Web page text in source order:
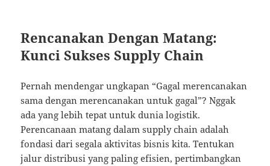
Rencanakan Dengan Matang:
Kunci Sukses Supply Chain
Pernah mendengar ungkapan “Gagal merencanakan
sama dengan merencanakan untuk gagal”? Nggak
ada yang lebih tepat untuk dunia logistik.
Perencanaan matang dalam supply chain adalah
fondasi dari segala aktivitas bisnis kita. Tentukan
jalur distribusi yang paling efisien, pertimbangkan